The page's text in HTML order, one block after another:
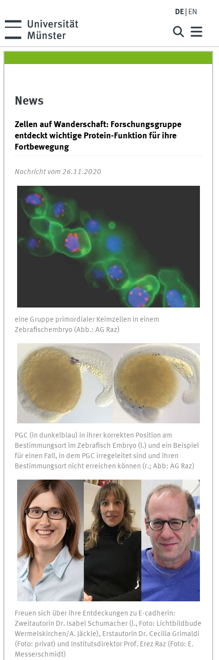
DE EN
News
Zellen auf Wanderschaft: Forschungsgruppe
entdeckt wichtige Protein-Funktion für ihre
Fortbewegung
Nachricht vom 26.11.2020
eine Gruppe primordialer Keimzellen in einem
Zebrafischembryo (Abb.: AG Raz)
PGC (in dunkelblau) in ihrer korrekten Position am
Bestimmungsort im Zebrafisch Embryo (l.) und ein Beispiel
für einen Fall, in dem PGC irregeleitet sind und ihren
Bestimmungsort nicht erreichen können (r.; Abb: AG Raz)
Freuen sich über ihre Entdeckungen zu E-cadherin:
Zweitautorin Dr. Isabel Schumacher (l., Foto: Lichtbildbude
Wermelskirchen/A. Jäckle), Erstautorin Dr. Cecilia Grimaldi
(Foto: privat) und Institutsdirektor Prof. Erez Raz (Foto: E.
Messerschmidt)